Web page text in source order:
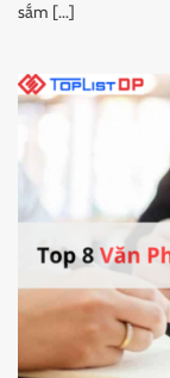
sắm [...]